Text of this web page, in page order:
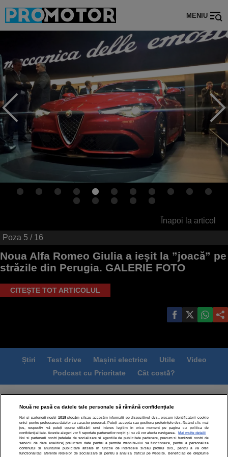
MENIU
Înapoi la articol
Poza 5 / 16
Noua Alfa Romeo Giulia a ieşit la ”joacă” pe
străzile din Perugia. GALERIE FOTO
CITEȘTE TOT ARTICOLUL
Știri Test drive Mașini electrice Utile
Video
Podcast cu Prioritate
Cât costă?
Termeni si conditii
Politica de confidentialitate
Politica de cookies
Echipa editorială
Modifică Setările
Nouă ne pasă ca datele tale personale să rămână confidențiale
Noi și partenerii noștri 1019stocăm și/sau accesăm informații pe dispozitivul dvs., precum identificatorii cookie
unici pentru prelucrarea datelor cu caracter personal. Puteți accepta sau gestiona preferințele dvs. făcând clic mai
jos, respectiv vă puteți opune utilizării unui interes legitim în orice moment pe pagina cu politica de
confidențialitate. Aceste alegeri vor fi raportate partenerilor noștri și nu vă vor afecta navigarea.
Mai multe detalii
Noi si partenerii nostri (retelele de socializare si agentiile de publicitate partenere, precum si furnizorii nostri de
servicii de date analitice) prelucram date pentru a permite website-ului sa functioneze, pentru a personaliza
continutul si anunturile publicitare afisate in functie de interesele si/sau profilul dvs., pentru a va oferi
functionalitati aferente retelelor de socializare si pentru a analiza traficul pe website. Beneficiati de drepturile